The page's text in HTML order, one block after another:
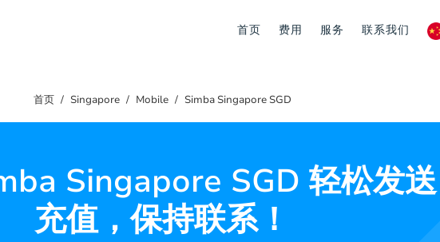
首页 费用 服务 联系我们
首页 Singapore Mobile Simba Singapore SGD
Singapore SGD 轻松发送
充值，保持联系！